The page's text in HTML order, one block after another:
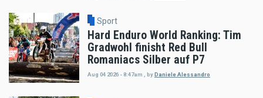
Sport
Hard Enduro World Ranking: Tim
Gradwohl finisht Red Bull
Romaniacs Silber auf P7
Aug 04 2026 - 8:47am byDaniele Alessandro